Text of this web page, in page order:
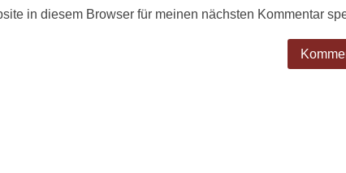
in diesem Browser für meinen nächsten Kommentar